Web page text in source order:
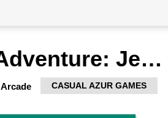
Color Adventure: Jeu de Cubes
Arcade CASUAL AZUR GAMES